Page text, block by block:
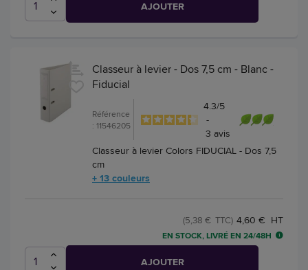
AJOUTER
Classeur à levier - Dos 7,5 cm - Blanc -
Fiducial
Référence
: 11546205
4.3/5
-
3 avis
Classeur à levier Colors FIDUCIAL - Dos 7,5
cm
+ 13 couleurs
4,60 € HT
(5,38 € TTC)
EN STOCK, LIVRÉ EN 24/48H
AJOUTER